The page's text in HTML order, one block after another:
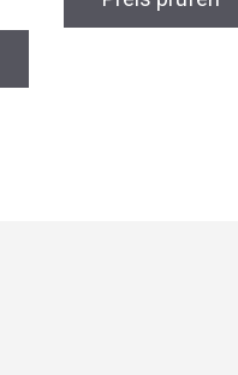
Kletterschuh